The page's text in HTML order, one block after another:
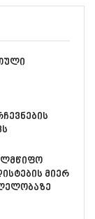
მიერ